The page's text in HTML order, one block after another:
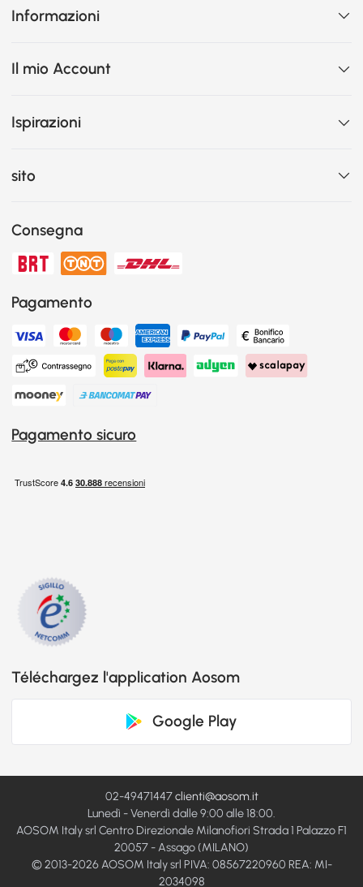
Informazioni
Il mio Account
Ispirazioni
sito
Consegna
Pagamento
Pagamento sicuro
Téléchargez l'application Aosom
Google Play
02-49471447clienti@aosom.it
Lunedì - Venerdì dalle 9:00 alle 18:00.
AOSOM Italy srl Centro Direzionale Milanofiori Strada 1 Palazzo F1
20057 - Assago (MILANO)
© 2013-2026 AOSOM Italy srl PIVA: 08567220960 REA: MI-
2034098